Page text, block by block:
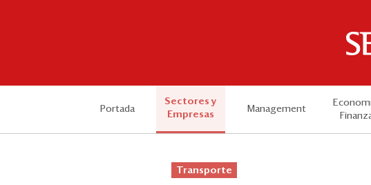
Portada
Sectores y
Empresas
Management
Transporte